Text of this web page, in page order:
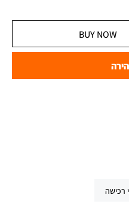
BUY NOW
רכישה